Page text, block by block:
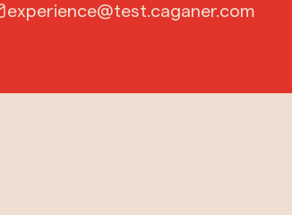
experience@test.caganer.com